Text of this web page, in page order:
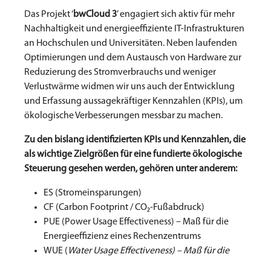
Das Projekt ‘bwCloud 3’ engagiert sich aktiv für mehr
Nachhaltigkeit und energieeffiziente IT-Infrastrukturen
an Hochschulen und Universitäten. Neben laufenden
Optimierungen und dem Austausch von Hardware zur
Reduzierung des Stromverbrauchs und weniger
Verlustwärme widmen wir uns auch der Entwicklung
und Erfassung aussagekräftiger Kennzahlen (KPIs), um
ökologische Verbesserungen messbar zu machen.
Zu den bislang identifizierten KPIs und Kennzahlen, die
als wichtige Zielgrößen für eine fundierte ökologische
Steuerung gesehen werden, gehören unter anderem:
ES (Stromeinsparungen)
CF (Carbon Footprint / CO₂-Fußabdruck)
PUE (Power Usage Effectiveness) – Maß für die
Energieeffizienz eines Rechenzentrums
WUE ( Water Usage Effectiveness) – Maß für die